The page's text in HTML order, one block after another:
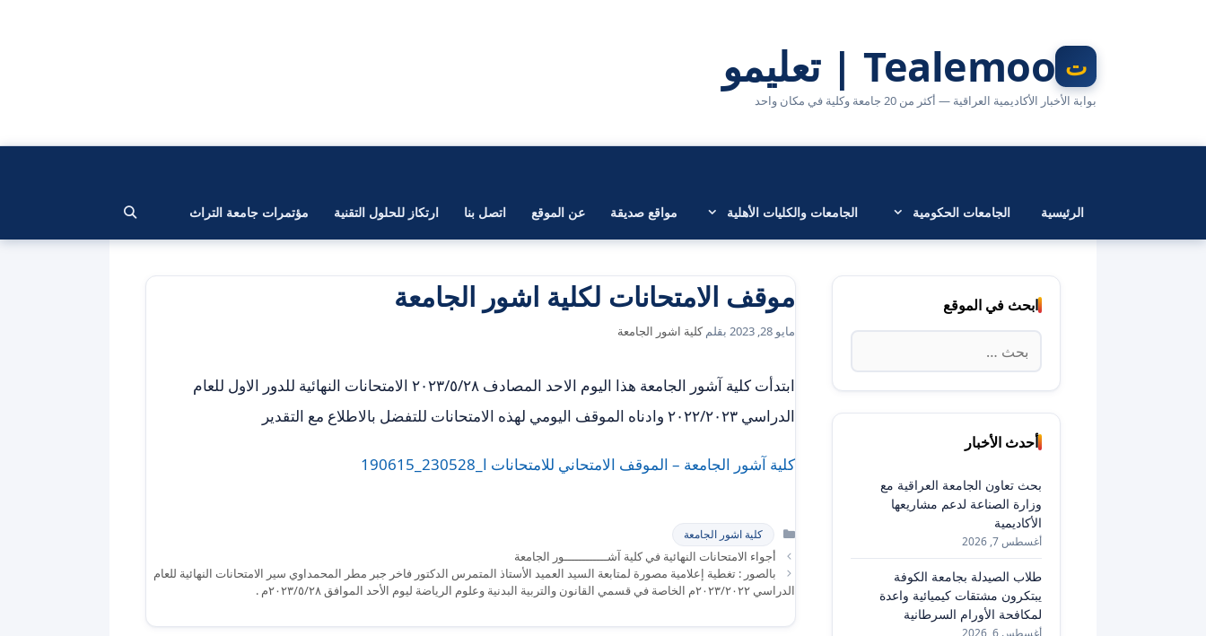
Tealemoo | تعليمو
بوابة الأخبار الأكاديمية العراقية — أكثر من 20 جامعة وكلية في مكان واحد
الرئيسية الجامعات الحكومية الجامعات والكليات الأهلية مواقع صديقة عن الموقع اتصل بنا ارتكاز للحلول التقنية مؤتمرات جامعة التراث
موقف الامتحانات لكلية اشور الجامعة
مايو 28, 2023 بقلمكلية اشور الجامعة
ابتدأت كلية آشور الجامعة هذا اليوم الاحد المصادف ٢٠٢٣/٥/٢٨ الامتحانات النهائية للدور الاول للعام
الدراسي ٢٠٢٢/٢٠٢٣ وادناه الموقف اليومي لهذه الامتحانات للتفضل بالاطلاع مع التقدير
كلية آشور الجامعة – الموقف الامتحاني للامتحانات ا_230528_190615
التصنيفات
كلية اشور الجامعة
أجواء الامتحانات النهائية في كلية آشــــــــــــور الجامعة
بالصور : تغطية إعلامية مصورة لمتابعة السيد العميد الأستاذ المتمرس الدكتور فاخر جبر مطر المحمداوي سير الامتحانات النهائية للعام
الدراسي ٢٠٢٣/٢٠٢٢م الخاصة في قسمي القانون والتربية البدنية وعلوم الرياضة ليوم الأحد الموافق ٢٠٢٣/٥/٢٨م .
ابحث في الموقع
البحث
عن:
أحدث الأخبار
بحث تعاون الجامعة العراقية مع
وزارة الصناعة لدعم مشاريعها
الأكاديمية
أغسطس 7, 2026
طلاب الصيدلة بجامعة الكوفة
يبتكرون مشتقات كيميائية واعدة
لمكافحة الأورام السرطانية
أغسطس 6, 2026